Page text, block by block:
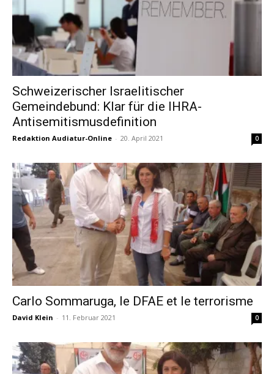
Schweizerischer Israelitischer
Gemeindebund: Klar für die IHRA-
Antisemitismusdefinition
Redaktion Audiatur-Online - 20. April 2021 0
Carlo Sommaruga, le DFAE et le terrorisme
David Klein - 11. Februar 2021 0